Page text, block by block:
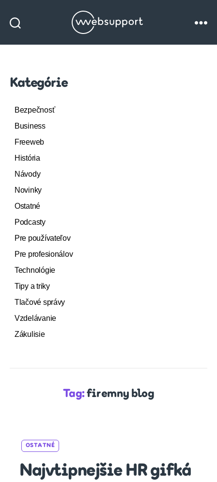
Websupport
Kategórie
Bezpečnosť
Business
Freeweb
História
Návody
Novinky
Ostatné
Podcasty
Pre používateľov
Pre profesionálov
Technológie
Tipy a triky
Tlačové správy
Vzdelávanie
Zákulisie
Tag: firemny blog
OSTATNÉ
Najvtipnejšie HR gifká